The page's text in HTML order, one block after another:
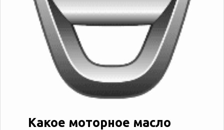
Какое моторное масло